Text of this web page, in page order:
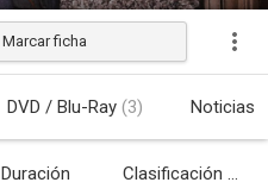
Estrenada
Marcar ficha
DVD / Blu-Ray (3) Noticias
Duración Clasificación por edades